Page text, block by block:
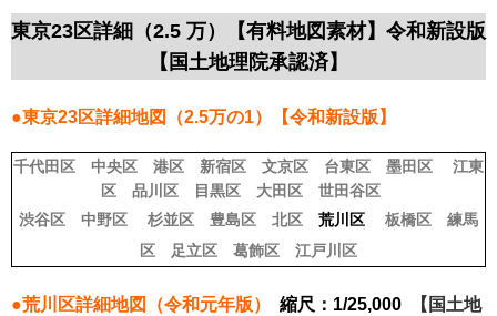
東京23区詳細（2.5 万）【有料地図素材】令和新設版
【国土地理院承認済】
●東京23区詳細地図（2.5万の1）【令和新設版】
千代田区 中央区 港区 新宿区 文京区 台東区 墨田区
江東
区
品川区 目黒区 大田区
世田谷区
渋谷区
中野区 杉並区 豊島区 北区 荒川区 板橋区
練馬
区
足立区 葛飾区 江戸川区
●荒川区詳細地図（令和元年版） 縮尺：1/25,000
【国土地